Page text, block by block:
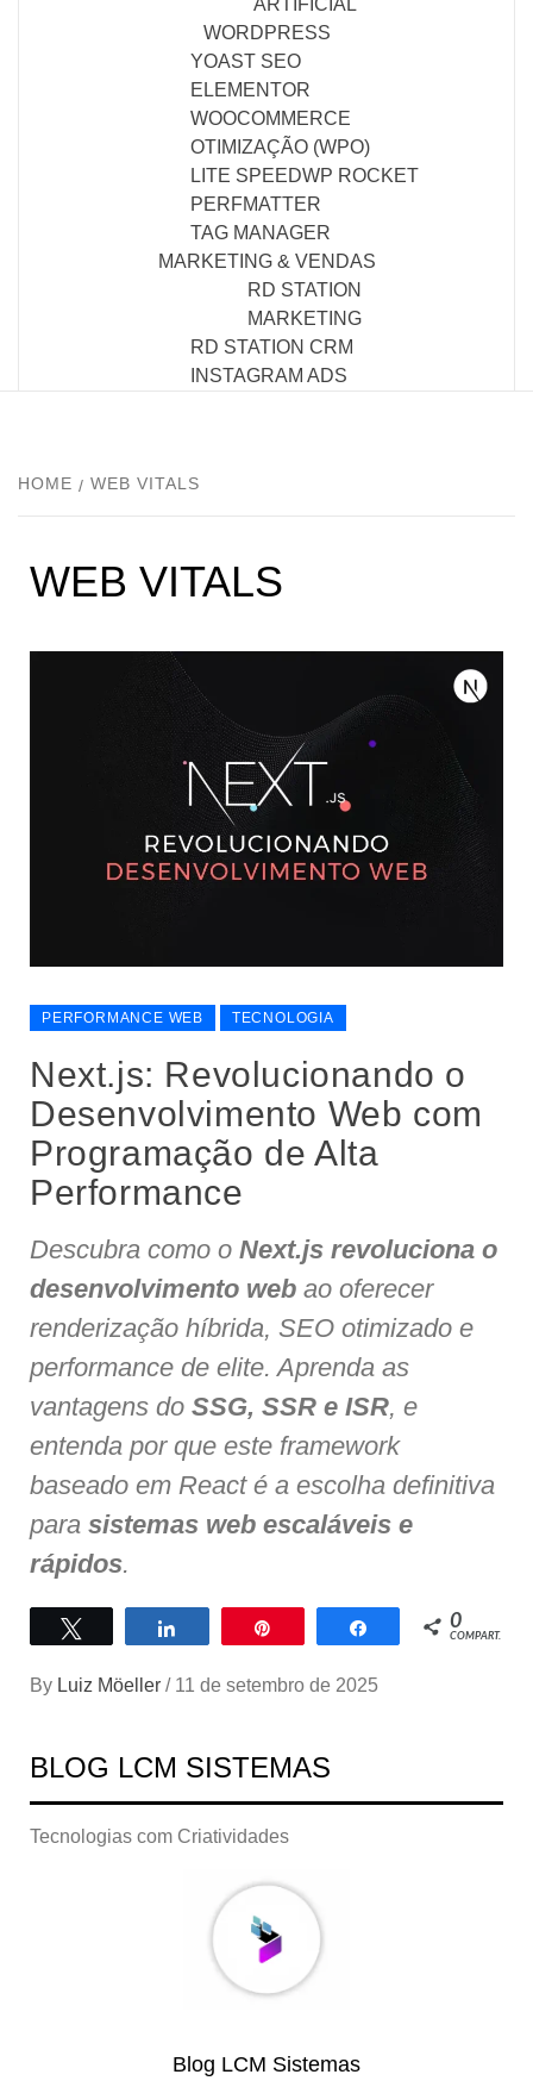
ARTIFICIAL
WORDPRESS
YOAST SEO
ELEMENTOR
WOOCOMMERCE
OTIMIZAÇÃO (WPO)
LITE SPEEDWP ROCKET
PERFMATTER
TAG MANAGER
MARKETING & VENDAS
RD STATION
MARKETING
RD STATION CRM
INSTAGRAM ADS
HOME WEB VITALS
WEB VITALS
PERFORMANCE WEB TECNOLOGIA
Next.js: Revolucionando o
Desenvolvimento Web com
Programação de Alta
Performance
Descubra como o Next.js revoluciona o
desenvolvimento web ao oferecer
renderização híbrida, SEO otimizado e
performance de elite. Aprenda as
vantagens do SSG, SSR e ISR, e
entenda por que este framework
baseado em React é a escolha definitiva
para sistemas web escaláveis e
rápidos.
Compartilhar Compartilhar
0
COMPART.
By Luiz Möeller / 11 de setembro de 2025
BLOG LCM SISTEMAS
Tecnologias com Criatividades
Blog LCM Sistemas